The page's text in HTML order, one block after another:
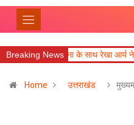
Breaking News
कामना के साथ रेखा आर्य ने उठाई कांवड़
Home उत्तराखंड